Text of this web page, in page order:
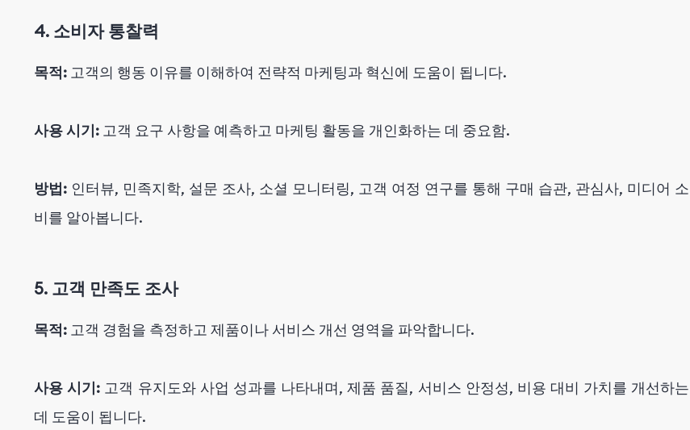
4. 소비자 통찰력
목적: 고객의 행동 이유를 이해하여 전략적 마케팅과 혁신에 도움이 됩니다.
사용 시기: 고객 요구 사항을 예측하고 마케팅 활동을 개인화하는 데 중요함.
방법: 인터뷰, 민족지학, 설문 조사, 소셜 모니터링, 고객 여정 연구를 통해 구매 습관, 관심사, 미디어 소
비를 알아봅니다.
5. 고객 만족도 조사
목적: 고객 경험을 측정하고 제품이나 서비스 개선 영역을 파악합니다.
사용 시기: 고객 유지도와 사업 성과를 나타내며, 제품 품질, 서비스 안정성, 비용 대비 가치를 개선하는
데 도움이 됩니다.